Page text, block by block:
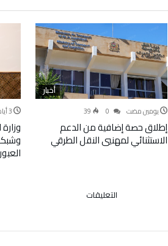
أخبار
‫‫‫‏‫يومين مضت‬ 39
إطلاق حصة إضافية من الدعم
الاستثنائي لمهنيي النقل الطرقي
التعليقات
الجزائر